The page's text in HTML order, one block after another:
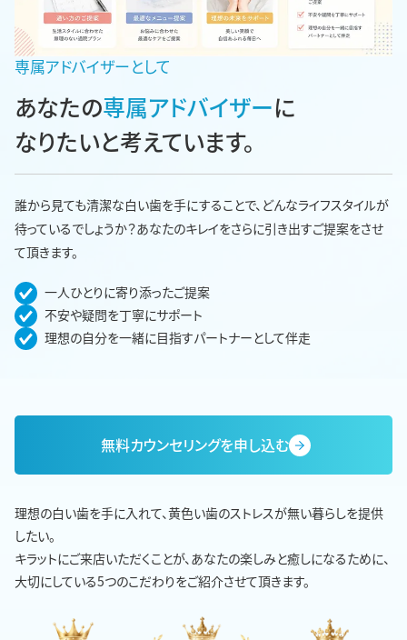
専属アドバイザーとして
あなたの専属アドバイザーに
なりたいと考えています。
誰から見ても清潔な白い歯を手にすることで、どんなライフスタイルが
待っているでしょうか？あなたのキレイをさらに引き出すご提案をさせ
て頂きます。
一人ひとりに寄り添ったご提案
不安や疑問を丁寧にサポート
理想の自分を一緒に目指すパートナーとして伴走
無料カウンセリングを申し込む
理想の白い歯を手に入れて、黄色い歯のストレスが無い暮らしを提供
したい。
キラットにご来店いただくことが、あなたの楽しみと癒しになるために、
大切にしている5つのこだわりをご紹介させて頂きます。